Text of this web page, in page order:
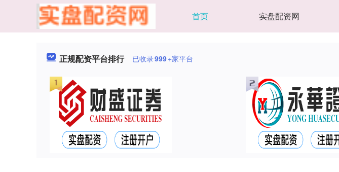
首页 实盘配资网
正规配资平台排行 已收录999+家平台